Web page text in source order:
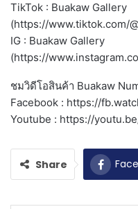
TikTok : Buakaw Gallery
(https://www.tiktok.com/
IG : Buakaw Gallery
(https://
ชมวิดีโอสินค้า Buakaw
Facebook : https://
Youtube : https://
Share